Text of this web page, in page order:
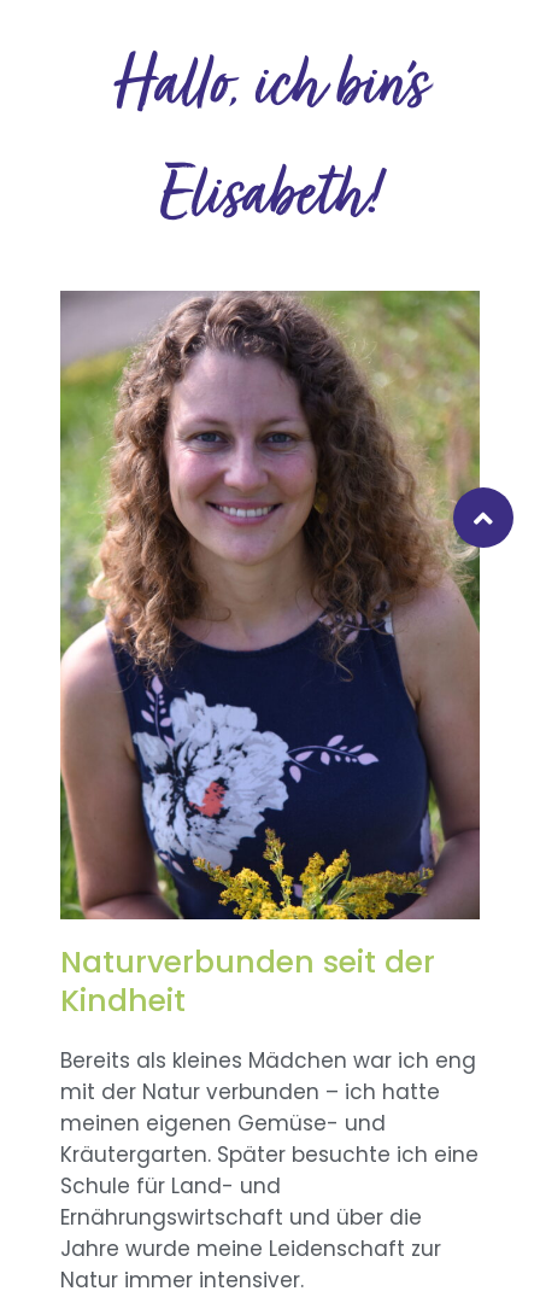
Hallo, ich bin's
Elisabeth!
Naturverbunden seit der
Kindheit
Bereits als kleines Mädchen war ich eng
mit der Natur verbunden – ich hatte
meinen eigenen Gemüse- und
Kräutergarten. Später besuchte ich eine
Schule für Land- und
Ernährungswirtschaft und über die
Jahre wurde meine Leidenschaft zur
Natur immer intensiver.